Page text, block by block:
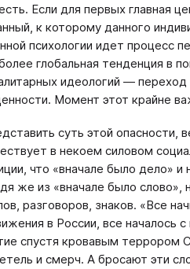
Если для первых главная
к которому данного
психологии идет процесс
глобальная тенденция в
идеологий —
Момент этот крайне
суть этой опасности,
в некоем силовом
что «вначале было дело»
же из «вначале было слово»,
разговоров, знаков. «Все
в России, все началось
спустя кровавым террором
и смерч. А бросают эти